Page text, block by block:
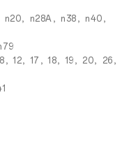
n20，n28A，n38，n40，
12，17，18，19，20，26，